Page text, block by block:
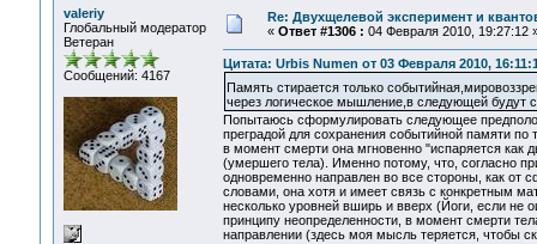
valeriy
Глобальный модератор
Ветеран
Сообщений: 4167
Re: Двухщелевой эксперимент и
« Ответ #1306 : 04 Февраля 2010, 19:27:12
Цитата: Urbis Numen от 03 Февраля 2010,
Память стирается только
через логическое мышление,в следующей будут
Попытаюсь сформулировать следующее
преградой для сохранения событийной памяти
в момент смерти она мгновенно "испаряется как
(умершего тела). Именно потому, что, согласно
одновременно направлен во все стороны, как от
словами, она хотя и имеет связь с конкретным
несколько уровней вширь и вверх (Йоги, если не
принципу неопределенности, в момент смерти
направлении (здесь моя мысль теряется, чтобы